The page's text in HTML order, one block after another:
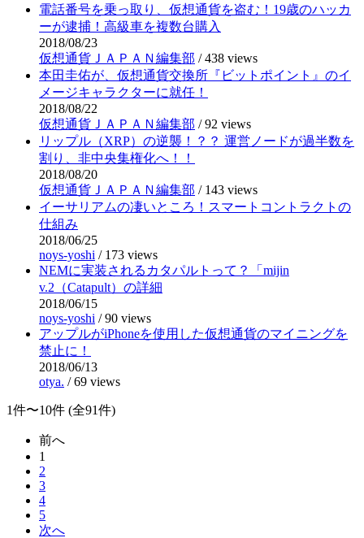
電話番号を乗っ取り、仮想通貨を盗む！19歳のハッカ
ーが逮捕！高級車を複数台購入
2018/08/23
仮想通貨ＪＡＰＡＮ編集部 /438 views
本田圭佑が、仮想通貨交換所『ビットポイント』のイ
メージキャラクターに就任！
2018/08/22
仮想通貨ＪＡＰＡＮ編集部 /92 views
リップル（XRP）の逆襲！？？ 運営ノードが過半数を
割り、非中央集権化へ！！
2018/08/20
仮想通貨ＪＡＰＡＮ編集部 / 143 views
イーサリアムの凄いところ！スマートコントラクトの
仕組み
2018/06/25
noys-yoshi / 173 views
NEMに実装されるカタパルトって？「mijin
v.2（Catapult）の詳細
2018/06/15
noys-yoshi /90 views
アップルがiPhoneを使用した仮想通貨のマイニングを
禁止に！
2018/06/13
otya. /69 views
1件〜10件 (全91件)
前へ
1
2
3
4
5
次へ